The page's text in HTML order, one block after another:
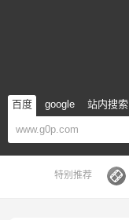
百度 google 站内搜索
特别推荐